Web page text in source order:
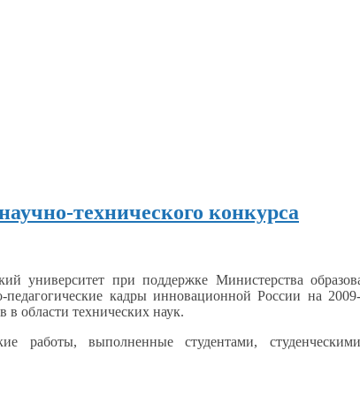
технического конкурса
университет при поддержке Министерства
кадры инновационной России на
в области технических наук.
работы, выполненные студентами,